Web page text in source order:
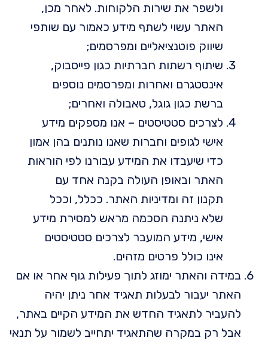
ולשפר את שירות הלקוחות. לאחר מכן,
האתר עשוי לשתף מידע כאמור עם שותפי
שיווק פוטנציאליים ומפרסמים;
שיתוף רשתות חברתיות כגון פייסבוק,
אינסטגרם ואחרות ומפרסמים נוספים
ברשת כגון גוגל, טאבולה ואחרים;
לצרכים סטטיסטים – אנו מספקים מידע
אישי לגופים וחברות שאנו נותנים בהן אמון
כדי שיעבדו את המידע עבורנו לפי הוראות
האתר ובאופן העולה בקנה אחד עם
תקנון זה ומדיניות האתר. ככלל, וככל
שלא ניתנה הסכמה מראש למסירת מידע
אישי, מידע המועבר לצרכים סטטיסטים
אינו כולל פרטים מזהים.
במידה והאתר ימוזג לתוך פעילות גוף אחר או אם
האתר יעבור לבעלות תאגיד אחר ניתן יהיה
להעביר לתאגיד החדש את המידע הקיים באתר,
אבל רק במקרה שהתאגיד יתחייב לשמור על תנאי